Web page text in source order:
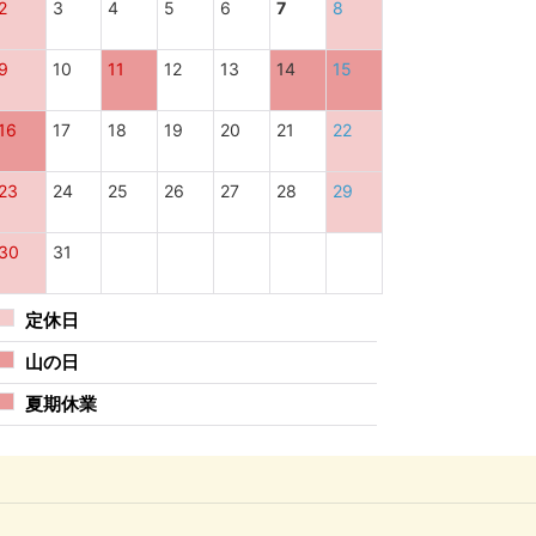
3 4 5 6 7 8
10 11 12 13 14 15
17 18 19 20 21 22
24 25 26 27 28 29
31
定休日
山の日
夏期休業